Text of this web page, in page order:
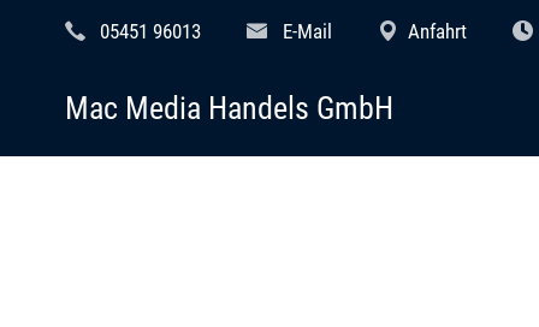
05451 96013 E-Mail Anfahrt
Mac Media Handels GmbH